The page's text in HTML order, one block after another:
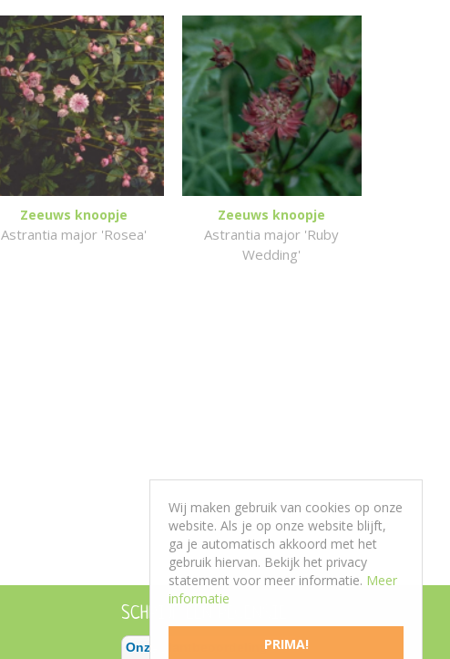
Zeeuws knoopje
Astrantia major 'Rosea'
Zeeuws knoopje
Astrantia major 'Ruby
Wedding'
SCHRIJF EEN RECENSIE
PRIMA!
Wij maken gebruik van cookies op onze
website. Als je op onze website blijft,
ga je automatisch akkoord met het
gebruik hiervan. Bekijk het privacy
statement voor meer informatie. Meer
informatie